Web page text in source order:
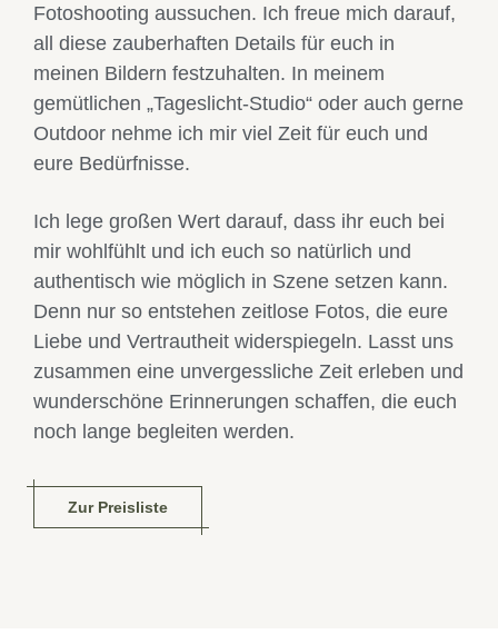
Fotoshooting aussuchen. Ich freue mich darauf,
all diese zauberhaften Details für euch in
meinen Bildern festzuhalten. In meinem
gemütlichen „Tageslicht-Studio“ oder auch gerne
Outdoor nehme ich mir viel Zeit für euch und
eure Bedürfnisse.
Ich lege großen Wert darauf, dass ihr euch bei
mir wohlfühlt und ich euch so natürlich und
authentisch wie möglich in Szene setzen kann.
Denn nur so entstehen zeitlose Fotos, die eure
Liebe und Vertrautheit widerspiegeln. Lasst uns
zusammen eine unvergessliche Zeit erleben und
wunderschöne Erinnerungen schaffen, die euch
noch lange begleiten werden.
Zur Preisliste